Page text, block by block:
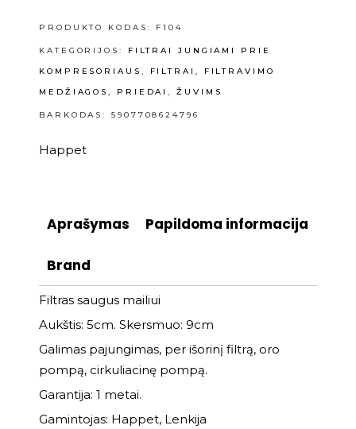
PRODUKTO KODAS: F104
KATEGORIJOS: FILTRAI JUNGIAMI PRIE
KOMPRESORIAUS ,
FILTRAI, FILTRAVIMO
MEDŽIAGOS, PRIEDAI,ŽUVIMS
BARKODAS: 5907708624796
Happet
Aprašymas Papildoma informacija
Brand
Filtras saugus mailiui
Aukštis: 5cm. Skersmuo: 9cm
Galimas pajungimas, per išorinį filtrą, oro
pompą, cirkuliacinę pompą.
Garantija: 1 metai.
Gamintojas: Happet, Lenkija